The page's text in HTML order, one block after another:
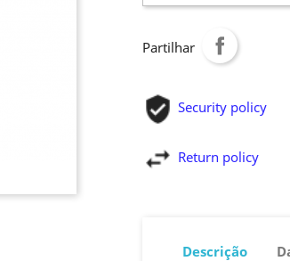
Partilhar
Security policy
Return policy
Descrição